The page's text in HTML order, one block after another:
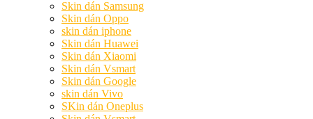
Skin dán Samsung
Skin dán Oppo
skin dán iphone
Skin dán Huawei
Skin dán Xiaomi
Skin dán Vsmart
Skin dán Google
skin dán Vivo
SKin dán Oneplus